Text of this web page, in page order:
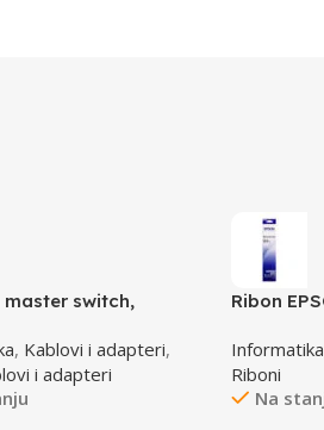
master switch,
, Kablovi i adapteri,
i adapteri
Ribon
Informatika
Riboni
Na